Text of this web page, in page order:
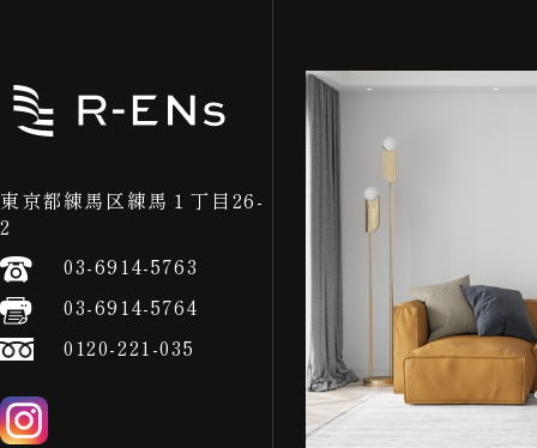
東京都練馬区練馬１丁目26-
2
03-6914-5763
03-6914-5764
0120-221-035